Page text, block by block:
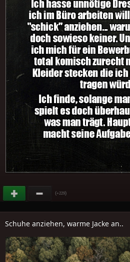
(+229)
Schuhe anziehen, warme Jacke an..